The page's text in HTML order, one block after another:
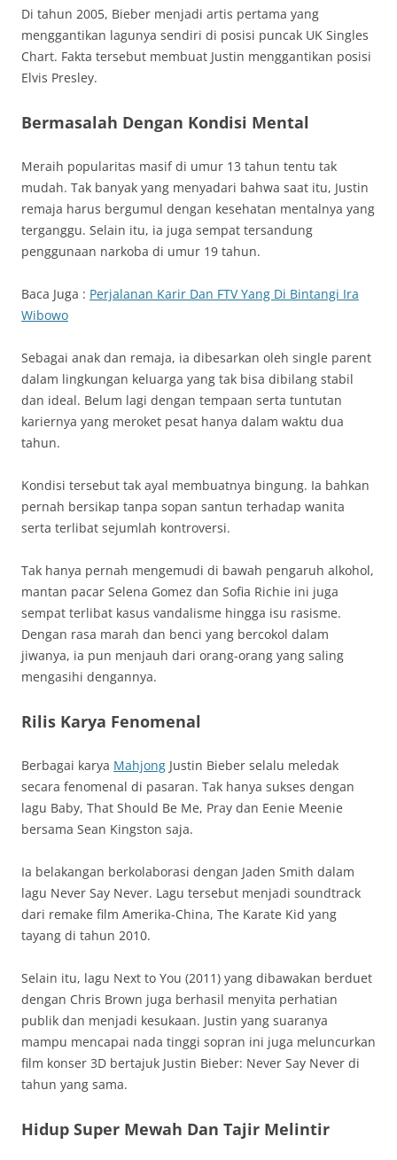
Di tahun 2005, Bieber menjadi artis pertama yang
menggantikan lagunya sendiri di posisi puncak UK Singles
Chart. Fakta tersebut membuat Justin menggantikan posisi
Elvis Presley.
Bermasalah Dengan Kondisi Mental
Meraih popularitas masif di umur 13 tahun tentu tak
mudah. Tak banyak yang menyadari bahwa saat itu, Justin
remaja harus bergumul dengan kesehatan mentalnya yang
terganggu. Selain itu, ia juga sempat tersandung
penggunaan narkoba di umur 19 tahun.
Baca Juga : Perjalanan Karir Dan FTV Yang Di Bintangi Ira
Wibowo
Sebagai anak dan remaja, ia dibesarkan oleh single parent
dalam lingkungan keluarga yang tak bisa dibilang stabil
dan ideal. Belum lagi dengan tempaan serta tuntutan
kariernya yang meroket pesat hanya dalam waktu dua
tahun.
Kondisi tersebut tak ayal membuatnya bingung. Ia bahkan
pernah bersikap tanpa sopan santun terhadap wanita
serta terlibat sejumlah kontroversi.
Tak hanya pernah mengemudi di bawah pengaruh alkohol,
mantan pacar Selena Gomez dan Sofia Richie ini juga
sempat terlibat kasus vandalisme hingga isu rasisme.
Dengan rasa marah dan benci yang bercokol dalam
jiwanya, ia pun menjauh dari orang-orang yang saling
mengasihi dengannya.
Rilis Karya Fenomenal
Berbagai karya Mahjong Justin Bieber selalu meledak
secara fenomenal di pasaran. Tak hanya sukses dengan
lagu Baby, That Should Be Me, Pray dan Eenie Meenie
bersama Sean Kingston saja.
Ia belakangan berkolaborasi dengan Jaden Smith dalam
lagu Never Say Never. Lagu tersebut menjadi soundtrack
dari remake film Amerika-China, The Karate Kid yang
tayang di tahun 2010.
Selain itu, lagu Next to You (2011) yang dibawakan berduet
dengan Chris Brown juga berhasil menyita perhatian
publik dan menjadi kesukaan. Justin yang suaranya
mampu mencapai nada tinggi sopran ini juga meluncurkan
film konser 3D bertajuk Justin Bieber: Never Say Never di
tahun yang sama.
Hidup Super Mewah Dan Tajir Melintir